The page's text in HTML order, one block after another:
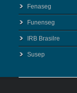
Fenaseg
Funenseg
IRB Brasilre
Susep